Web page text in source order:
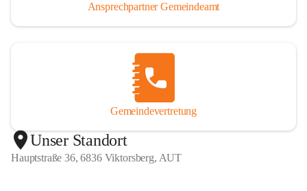
Ansprechpartner Gemeindeamt
Gemeindevertretung
Unser Standort
Hauptstraße 36, 6836 Viktorsberg, AUT